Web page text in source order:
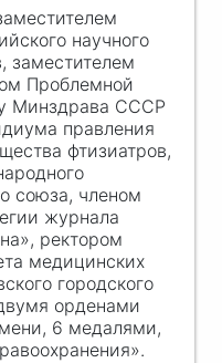
научного
заместителем
Проблемной
Минздрава СССР
правления
фтизиатров,
союза, членом
журнала
ректором
медицинских
городского
орденами
6 медалями,